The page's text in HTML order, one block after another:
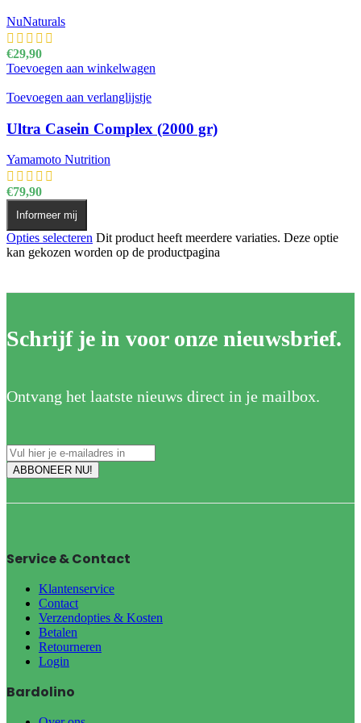
NuNaturals
€29,90
Toevoegen aan winkelwagen
Toevoegen aan verlanglijstje
Ultra Casein Complex (2000 gr)
Yamamoto Nutrition
€79,90
Informeer mij
Opties selecteren Dit product heeft meerdere variaties. Deze optie
kan gekozen worden op de productpagina
Schrijf je in voor onze nieuwsbrief.
Ontvang het laatste nieuws direct in je mailbox.
Service & Contact
Klantenservice
Contact
Verzendopties & Kosten
Betalen
Retourneren
Login
Bardolino